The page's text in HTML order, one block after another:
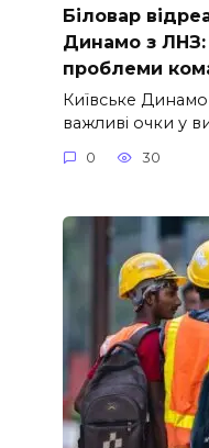
Біловар
Динамо з ЛНЗ:
проблеми
Київське
важливі очки у
0 30